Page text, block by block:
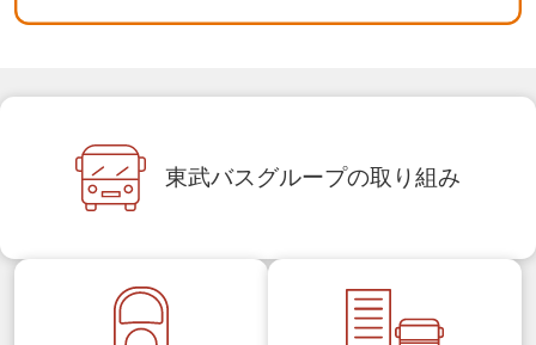
東武バスグループの取り組み